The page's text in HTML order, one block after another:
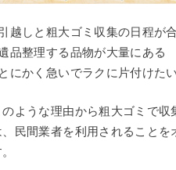
越しと粗大ゴミ収集の日程が
品整理する品物が大量にある
にかく急いでラクに片付けたい
のような理由から粗大ゴミで収
、民間業者を利用されることを